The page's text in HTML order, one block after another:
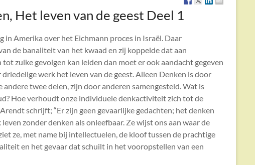
Het leven van de geest Deel 1
Amerika over het Eichmann proces in Israël. Daar
de banaliteit van het kwaad en zij koppelde dat aan
zulke gevolgen kan leiden dan moet er ook aandacht gegeven
werk het leven van de geest. Alleen Denken is door
twee delen, zijn door anderen samengesteld. Wat is
Hoe verhoudt onze individuele denkactiviteit zich tot de
schrijft; “Er zijn geen gevaarlijke gedachten; het denken
zonder denken als onleefbaar. Ze wijst ons aan waar de
ze, met name bij intellectuelen, de kloof tussen de prachtige
en het gevaar dat schuilt in het vooropstellen van een